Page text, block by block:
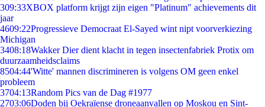
309:33XBOX platform krijgt zijn eigen "Platinum" achievements dit
jaar
4609:22Progressieve Democraat El-Sayed wint nipt voorverkiezing
Michigan
3408:18Wakker Dier dient klacht in tegen insectenfabriek Protix om
duurzaamheidsclaims
8504:44'Witte' mannen discrimineren is volgens OM geen enkel
probleem
3704:13Random Pics van de Dag #1977
2703:06Doden bij Oekraïense droneaanvallen op Moskou en Sint-